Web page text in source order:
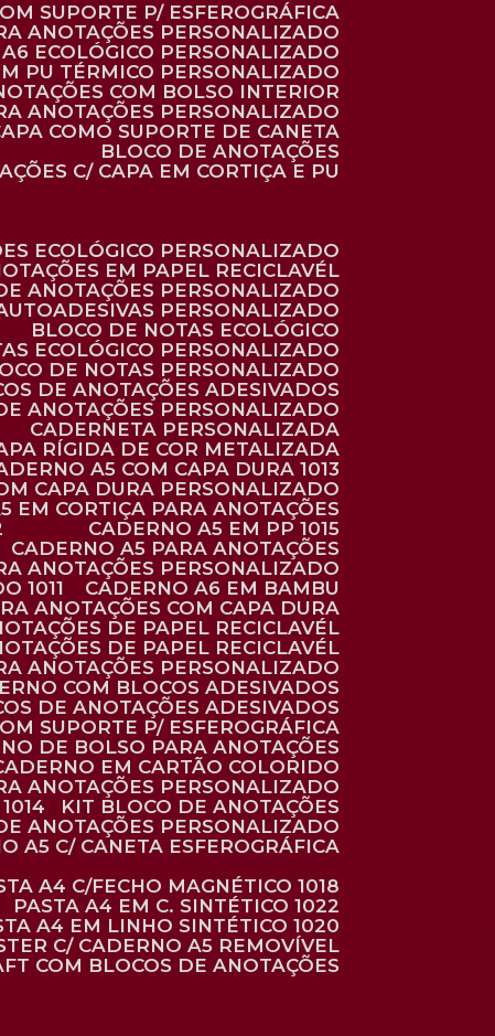
SUPORTE P/ ESFEROGRÁFICA
ANOTAÇÕES PERSONALIZADO
A6 ECOLÓGICO PERSONALIZADO
PU TÉRMICO PERSONALIZADO
COM BOLSO INTERIOR
ANOTAÇÕES PERSONALIZADO
COMO SUPORTE DE CANETA
BLOCO DE ANOTAÇÕES
C/ CAPA EM CORTIÇA E PU
ECOLÓGICO PERSONALIZADO
EM PAPEL RECICLAVÉL
DE ANOTAÇÕES PERSONALIZADO
PERSONALIZADO
BLOCO DE NOTAS ECOLÓGICO
ECOLÓGICO PERSONALIZADO
DE NOTAS PERSONALIZADO
DE ANOTAÇÕES ADESIVADOS
DE ANOTAÇÕES PERSONALIZADO
CADERNETA PERSONALIZADA
RÍGIDA DE COR METALIZADA
A5 COM CAPA DURA 1013
CAPA DURA PERSONALIZADO
EM CORTIÇA PARA ANOTAÇÕES
CADERNO A5 EM PP 1015
CADERNO A5 PARA ANOTAÇÕES
ANOTAÇÕES PERSONALIZADO
1011
CADERNO A6 EM BAMBU
ANOTAÇÕES COM CAPA DURA
DE PAPEL RECICLAVÉL
DE PAPEL RECICLAVÉL
ANOTAÇÕES PERSONALIZADO
COM BLOCOS ADESIVADOS
DE ANOTAÇÕES ADESIVADOS
SUPORTE P/ ESFEROGRÁFICA
DE BOLSO PARA ANOTAÇÕES
CADERNO EM CARTÃO COLORIDO
ANOTAÇÕES PERSONALIZADO
KIT BLOCO DE ANOTAÇÕES
ANOTAÇÕES PERSONALIZADO
A5 C/ CANETA ESFEROGRÁFICA
A4 C/FECHO MAGNÉTICO 1018
PASTA A4 EM C. SINTÉTICO 1022
A4 EM LINHO SINTÉTICO 1020
C/ CADERNO A5 REMOVÍVEL
COM BLOCOS DE ANOTAÇÕES